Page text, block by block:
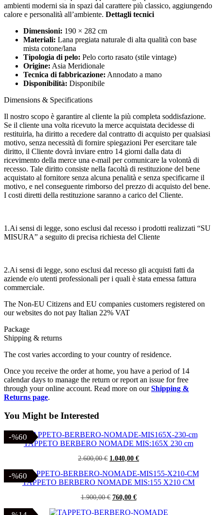
ambienti moderni sia in spazi dal carattere più classico, aggiungendo
calore e personalità all’ambiente. Dettagli tecnici
Dimensioni: 190 × 282 cm
Materiali: Lana pregiata naturale di alta qualità con base
mista cotone/lana
Tipologia di pelo: Pelo corto rasato (stile vintage)
Origine: Asia Meridionale
Tecnica di fabbricazione: Annodato a mano
Disponibilità: Disponibile
Dimensions & Specifications
Il nostro scopo è garantire al cliente la più completa soddisfazione.
Se il cliente una volta ricevuto la merce acquistata decidesse di
restituirla, ha diritto a recedere dal contratto di acquisto per qualsiasi
motivo, senza necessità di fornire spiegazioni Per esercitare tale
diritto, il Cliente dovrà inviare entro 14 giorni dalla data di
ricevimento della merce una e-mail per comunicare la volontà di
recesso. Tale diritto consiste nella facoltà di restituzione del bene
acquistato al fornitore senza alcuna penalità e senza specificarne il
motivo, e nel conseguente rimborso del prezzo di acquisto del bene.
I costi diretti della restituzione saranno a carico del Cliente.
1.Ai sensi di legge, sono esclusi dal recesso i prodotti realizzati “SU
MISURA” a seguito di precisa richiesta del Cliente
2.Ai sensi di legge, sono esclusi dal recesso gli acquisti fatti da
aziende e/o utenti professionali per i quali è stata emessa fattura
commerciale.
The Non-EU Citizens and EU companies customers registered on
our websites do not pay Italian 22% VAT
Package
Shipping & returns
The cost varies according to your country of residence.
Once you receive the order at home, you have a period of 14
calendar days to manage the return or report an issue for free
through your online account. Read more on ourShipping &
Returns page.
You Might be Interested
-%60
-%60
TAPPETO BERBERO NOMADE MIS:165X 230 cm
2.600,00€ Il
originale
era:
1.040,00 €Il
attuale
è:
-%60
-%60
TAPPETO BERBERO NOMADE MIS:155 X210 CM
1.900,00€ Il
originale
760,00 €Il
attuale